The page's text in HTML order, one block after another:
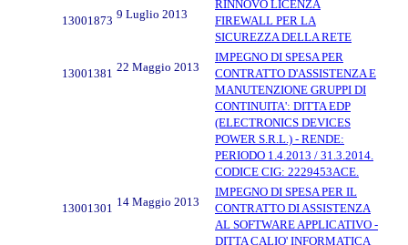
13001873 9 Luglio 2013
RINNOVO LICENZA
FIREWALL PER LA
SICUREZZA DELLA RETE
13001381 22 Maggio 2013
IMPEGNO DI SPESA PER
CONTRATTO D'ASSISTENZA E
MANUTENZIONE GRUPPI DI
CONTINUITA': DITTA EDP
(ELECTRONICS DEVICES
POWER S.R.L.) - RENDE:
PERIODO 1.4.2013 / 31.3.2014.
CODICE CIG: 2229453ACE.
13001301 14 Maggio 2013
IMPEGNO DI SPESA PER IL
CONTRATTO DI ASSISTENZA
AL SOFTWARE APPLICATIVO -
DITTA CALIO' INFORMATICA